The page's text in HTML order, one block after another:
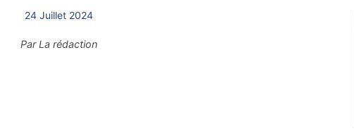
24 Juillet 2024
ParLa rédaction